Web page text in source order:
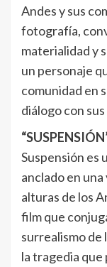
Andes y sus
fotografía,
materialidad y
un personaje
comunidad en
diálogo con
Suspensión es
anclado en
alturas de los
film que
surrealismo de
la tragedia